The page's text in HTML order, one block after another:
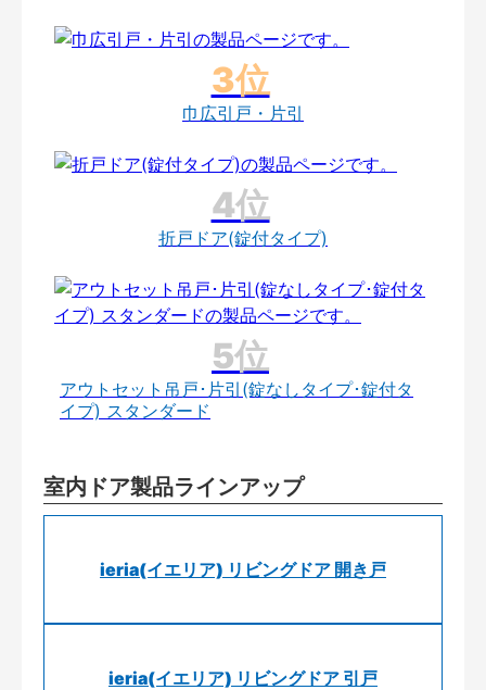
巾広引戸・片引
折戸ドア(錠付タイプ)
アウトセット吊戸･片引(錠なしタイプ･錠付タ
イプ) スタンダード
室内ドア製品ラインアップ
ieria(イエリア) リビングドア 開き戸
ieria(イエリア) リビングドア 引戸